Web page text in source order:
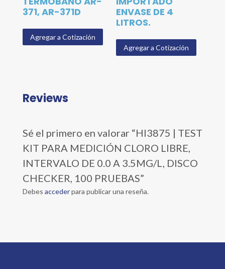
371, AR-371D
Agregar a Cotización
ENVASE DE 4
LITROS.
Agregar a Cotización
Reviews
Sé el primero en valorar “HI3875 | TEST
KIT PARA MEDICIÓN CLORO LIBRE,
INTERVALO DE 0.0 A 3.5MG/L, DISCO
CHECKER, 100 PRUEBAS”
Debes accederpara publicar una reseña.